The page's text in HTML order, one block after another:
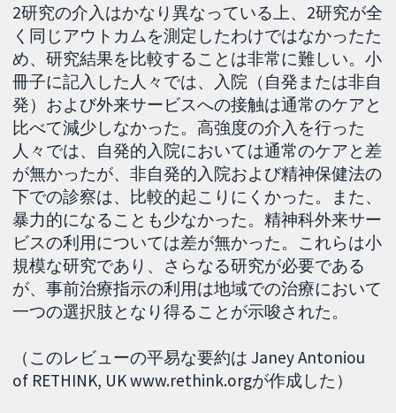
2研究の介入はかなり異なっている上、2研究が全
く同じアウトカムを測定したわけではなかったた
め、研究結果を比較することは非常に難しい。小
冊子に記入した人々では、入院（自発または非自
発）および外来サービスへの接触は通常のケアと
比べて減少しなかった。高強度の介入を行った
人々では、自発的入院においては通常のケアと差
が無かったが、非自発的入院および精神保健法の
下での診察は、比較的起こりにくかった。また、
暴力的になることも少なかった。精神科外来サー
ビスの利用については差が無かった。これらは小
規模な研究であり、さらなる研究が必要である
が、事前治療指示の利用は地域での治療において
一つの選択肢となり得ることが示唆された。
（このレビューの平易な要約は Janey Antoniou
of RETHINK, UK www.rethink.orgが作成した）